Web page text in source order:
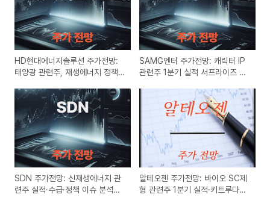
HD현대에너지솔루션 주가전망:
태양광 관련주, 재생에너지 정책·
5월)
SAMG엔터 주가전망: 캐릭터 IP
관련주 1분기 실적 서프라이즈 분
SDN 주가전망: 신재생에너지 관
련주 실적·수급·정책 이슈 분석
알테오젠 주가전망: 바이오 SC제
형 관련주 1분기 실적·키트루다